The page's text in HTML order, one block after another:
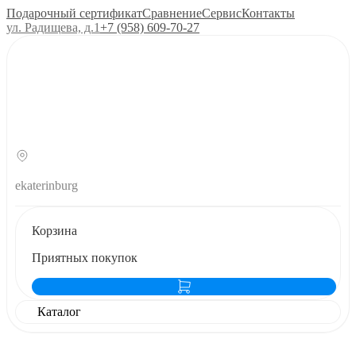
Подарочный сертификатСравнениеСервисКонтакты
ул. Радищева, д.1+7 (958) 609‑70‑27
ekaterinburg
Корзина
Приятных покупок
Каталог